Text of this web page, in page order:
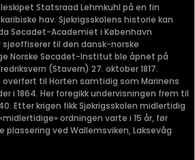
Statsraad Lehmkuhl på en fin
hav. Sjøkrigsskolens historie kan
Søcadet-Academiet i København
til den dansk-norske
Norske Søcadet-Institut ble åpnet på
(Stavern) 27. oktober 1817.
overført til Horten samtidig som Marinens
i 1864. Her foregikk undervisningen frem til
Etter krigen fikk Sjøkrigsskolen midlertidig
ordningen varte i 15 år, før
ved Wallemsviken, Laksevåg